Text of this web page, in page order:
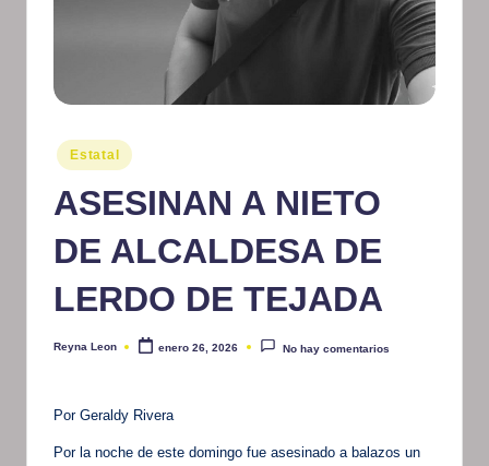
iv
o
Publicado
en
Estatal
ASESINAN A NIETO
DE ALCALDESA DE
LERDO DE TEJADA
Publicado
Reyna Leon enero 26, 2026 No hay comentarios
Por Geraldy Rivera
Por la noche de este domingo fue asesinado a balazos un